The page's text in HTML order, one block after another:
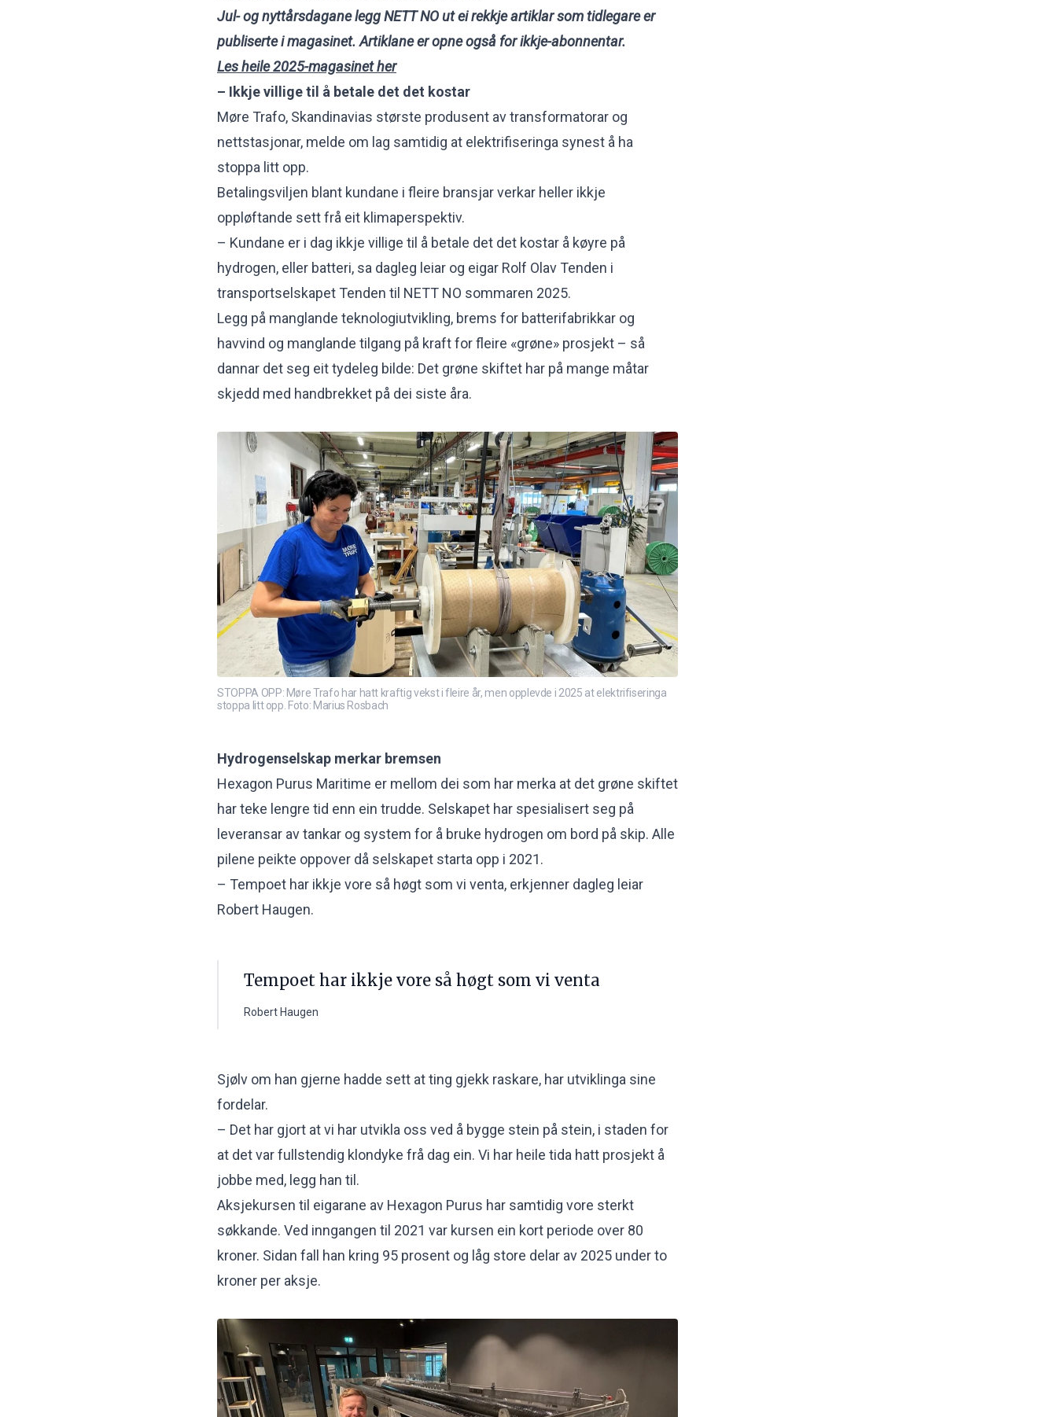
Jul- og nyttårsdagane legg NETT NO ut ei rekkje artiklar som tidlegare er
publiserte i magasinet. Artiklane er opne også for ikkje-abonnentar.
Les heile 2025-magasinet her
– Ikkje villige til å betale det det kostar
Møre Trafo, Skandinavias største produsent av transformatorar og
nettstasjonar, melde om lag samtidig at elektrifiseringa synest å ha
stoppa litt opp.
Betalingsviljen blant kundane i fleire bransjar verkar heller ikkje
oppløftande sett frå eit klimaperspektiv.
– Kundane er i dag ikkje villige til å betale det det kostar å køyre på
hydrogen, eller batteri, sa dagleg leiar og eigar Rolf Olav Tenden i
transportselskapet Tenden til NETT NO sommaren 2025.
Legg på manglande teknologiutvikling, brems for batterifabrikkar og
havvind og manglande tilgang på kraft for fleire «grøne» prosjekt – så
dannar det seg eit tydeleg bilde: Det grøne skiftet har på mange måtar
skjedd med handbrekket på dei siste åra.
STOPPA OPP: Møre Trafo har hatt kraftig vekst i fleire år, men opplevde i 2025 at elektrifiseringa
stoppa litt opp. Foto: Marius Rosbach
Hydrogenselskap merkar bremsen
Hexagon Purus Maritime er mellom dei som har merka at det grøne skiftet
har teke lengre tid enn ein trudde. Selskapet har spesialisert seg på
leveransar av tankar og system for å bruke hydrogen om bord på skip. Alle
pilene peikte oppover då selskapet starta opp i 2021.
– Tempoet har ikkje vore så høgt som vi venta, erkjenner dagleg leiar
Robert Haugen.
Tempoet har ikkje vore så høgt som vi venta
Robert Haugen
Sjølv om han gjerne hadde sett at ting gjekk raskare, har utviklinga sine
fordelar.
– Det har gjort at vi har utvikla oss ved å bygge stein på stein, i staden for
at det var fullstendig klondyke frå dag ein. Vi har heile tida hatt prosjekt å
jobbe med, legg han til.
Aksjekursen til eigarane av Hexagon Purus har samtidig vore sterkt
søkkande. Ved inngangen til 2021 var kursen ein kort periode over 80
kroner. Sidan fall han kring 95 prosent og låg store delar av 2025 under to
kroner per aksje.